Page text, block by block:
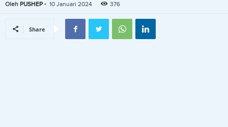
Oleh PUSHEP - 10 Januari 2024 376
Share